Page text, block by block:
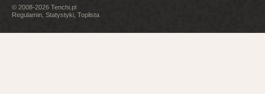
© 2008-2026 Tenchi.pl
Regulamin, Statystyki, Toplista